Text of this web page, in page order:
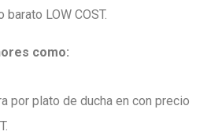
LOW COST.
como:
por plato de ducha en con precio